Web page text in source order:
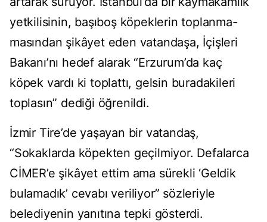
yetkilisinin, başıboş köpeklerin toplanma-
masından şikâyet eden vatandaşa, İçişleri
Bakanı’nı hedef alarak “Erzurum’da kaç
köpek vardı ki toplattı, gelsin buradakileri
toplasın” dediği öğrenildi.
İzmir Tire’de yaşayan bir vatandaş,
“Sokaklarda köpekten geçilmiyor. Defalarca
CİMER’e şikâyet ettim ama sürekli ‘Geldik
bulamadık’ cevabı veriliyor” sözleriyle
belediyenin yanıtına tepki gösterdi.